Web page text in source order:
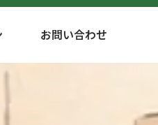
お問い合わせ